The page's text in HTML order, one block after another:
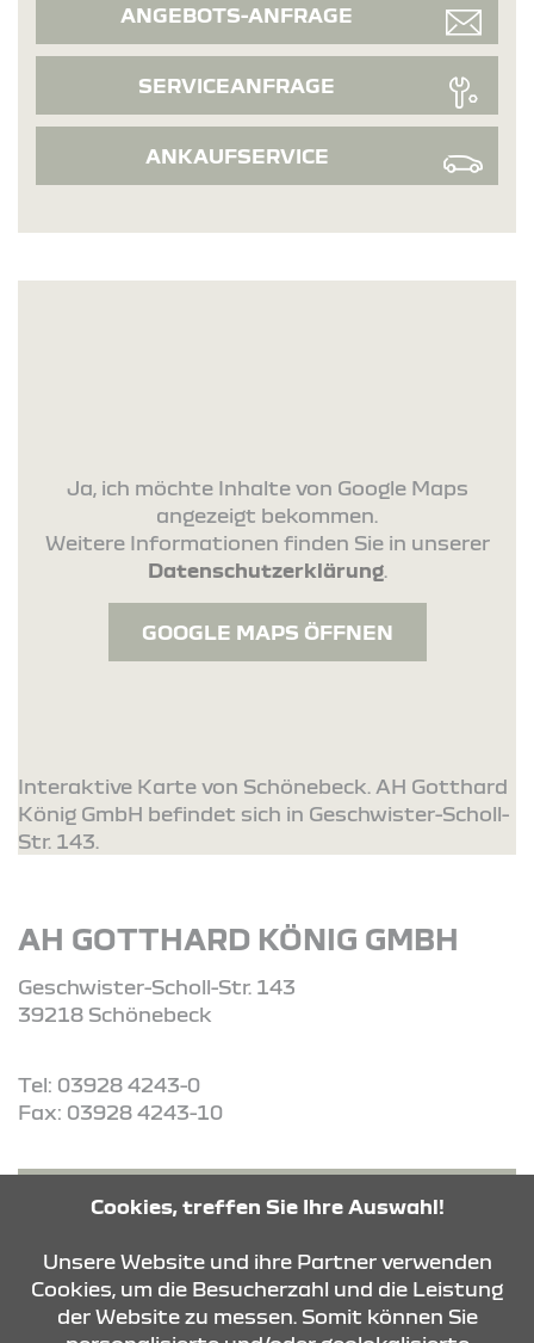
ANGEBOTS-ANFRAGE
SERVICEANFRAGE
ANKAUFSERVICE
Ja, ich möchte Inhalte von Google Maps
angezeigt bekommen.
Weitere Informationen finden Sie in unserer
Datenschutzerklärung.
GOOGLE MAPS ÖFFNEN
Interaktive Karte von Schönebeck. AH Gotthard
König GmbH befindet sich in Geschwister-Scholl-
Str. 143.
AH GOTTHARD KÖNIG GMBH
Geschwister-Scholl-Str. 143
39218 Schönebeck
Tel: 03928 4243-0
Fax: 03928 4243-10
ROUTE PLANEN
ANFRAGE SENDEN
Cookies, treffen Sie Ihre Auswahl!
Unsere Website und ihre Partner verwenden
Cookies, um die Besucherzahl und die Leistung
der Website zu messen. Somit können Sie